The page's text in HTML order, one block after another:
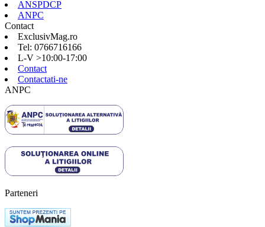
ANSPDCP
ANPC
Contact
ExclusivMag.ro
Tel: 0766716166
L-V >10:00-17:00
Contact
Contactati-ne
ANPC
Parteneri